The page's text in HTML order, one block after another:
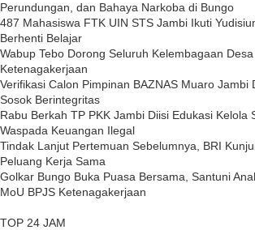
Perundungan, dan Bahaya Narkoba di Bungo
487 Mahasiswa FTK UIN STS Jambi Ikuti
Berhenti Belajar
Wabup Tebo Dorong Seluruh Kelembagaan
Ketenagakerjaan
Verifikasi Calon Pimpinan BAZNAS Muaro Jambi
Sosok Berintegritas
Rabu Berkah TP PKK Jambi Diisi Edukasi Kelola
Waspada Keuangan Ilegal
Tindak Lanjut Pertemuan Sebelumnya, BRI
Peluang Kerja Sama
Golkar Bungo Buka Puasa Bersama, Santuni
MoU BPJS Ketenagakerjaan
TOP 24 JAM